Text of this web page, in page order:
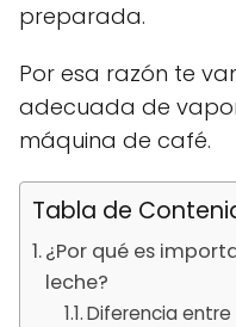
preparada.
Por esa razón te
adecuada de
máquina de café.
Tabla de
¿Por qué es
leche?
Diferencia